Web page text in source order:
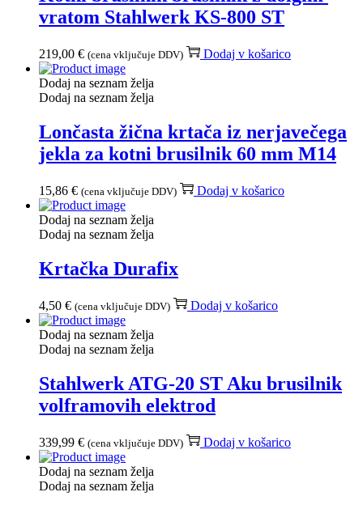
vratom Stahlwerk KS-800 ST
219,00 € (cena vključuje DDV) Dodaj v košarico
Dodaj na seznam želja
Dodaj na seznam želja
Lončasta žična krtača iz nerjavečega
jekla za kotni brusilnik 60 mm M14
15,86 € (cena vključuje DDV) Dodaj v košarico
Dodaj na seznam želja
Dodaj na seznam želja
Krtačka Durafix
4,50 € (cena vključuje DDV) Dodaj v košarico
Dodaj na seznam želja
Dodaj na seznam želja
Stahlwerk ATG-20 ST Aku brusilnik
volframovih elektrod
339,99 € (cena vključuje DDV) Dodaj v košarico
Dodaj na seznam želja
Dodaj na seznam želja